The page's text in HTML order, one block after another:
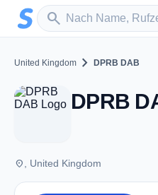
Zum Hauptinhalt springen
search
Sender suchen
United Kingdom chevron_right DPRB DAB
DPRB
place , United Kingdom